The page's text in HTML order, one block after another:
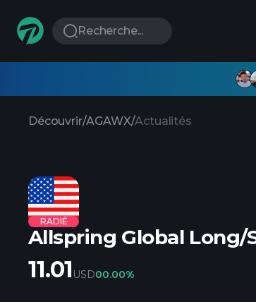
Recherche...
Découvrir/AGAWX/Actualités
RADIÉ
Allspring Global Long/
11.01 USD00.00%